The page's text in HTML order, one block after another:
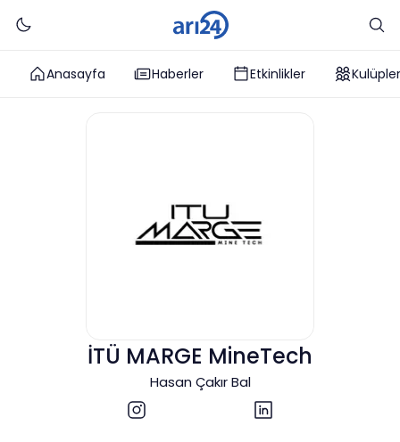
Anasayfa Haberler Etkinlikler Kulüpler
İTÜ MARGE MineTech
Hasan Çakır Bal